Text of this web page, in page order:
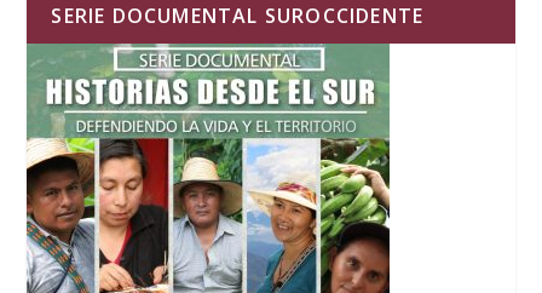
SERIE DOCUMENTAL SUROCCIDENTE